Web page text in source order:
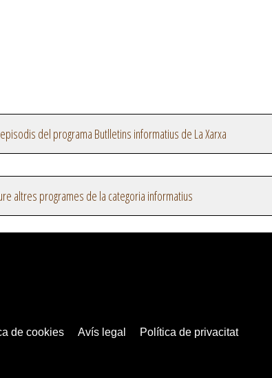
del programa Butlletins informatius de La Xarxa
altres programes de la categoria informatius
de cookies Avís legal Política de privacitat